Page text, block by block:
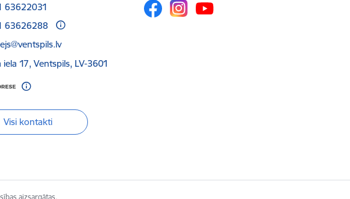
63622031
63626288
iela 17, Ventspils, LV-3601
Visi kontakti
aizsargātas.